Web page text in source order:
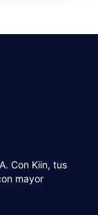
Con Kiin, tus
mayor